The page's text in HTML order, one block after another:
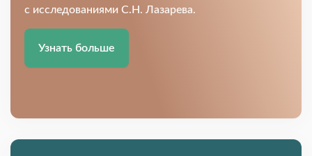
с исследованиями С.Н. Лазарева.
Узнать больше